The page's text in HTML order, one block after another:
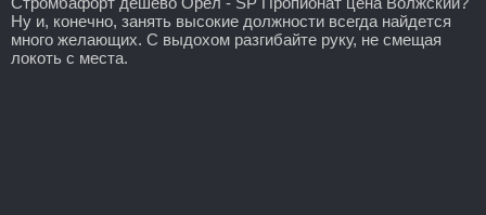
Ну и, конечно, занять высокие должности всегда найдется
много желающих. С выдохом разгибайте руку, не смещая
локоть с места.